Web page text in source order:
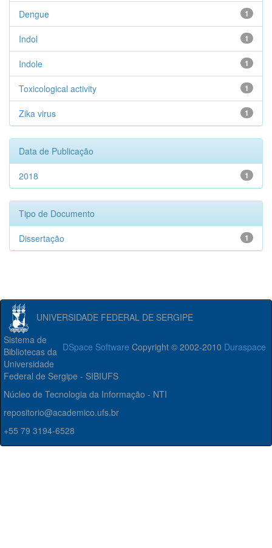
1
Dengue
1
Indol
1
Indole
1
Toxicological activity
1
Zika virus
Data de Publicação
1
2018
Tipo de Documento
1
Dissertação
UNIVERSIDADE FEDERAL DE SERGIPE
DSpace Software Copyright © 2002-2010 Duraspace
Sistema de
Bibliotecas da
Universidade
Federal de Sergipe - SIBIUFS
Núcleo de Tecnologia da Informação - NTI
repositorio@academico.ufs.br
+55 79 3194-6528